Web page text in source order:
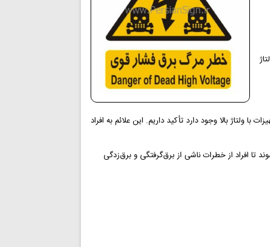
ولتاژ بالا وجود دارد تأکید داریم. این علائم به افراد
افراد از خطرات ناشی از برق‌گرفتگی و برق‌زدگی